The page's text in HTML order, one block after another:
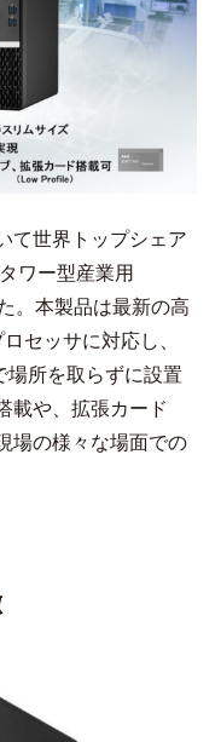
て世界トップシェア
ワー型産業用
。本製品は最新の高
セッサに対応し、
場所を取らずに設置
載や、拡張カード
場の様々な場面での